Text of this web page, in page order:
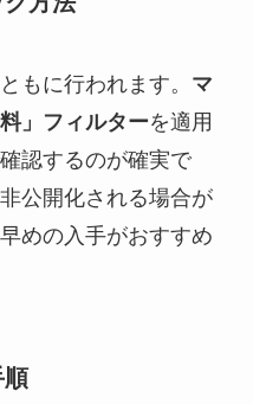
もに行われます。 マ
」フィルターを適用
認するのが確実で
公開化される場合が
めの入手がおすすめ
順